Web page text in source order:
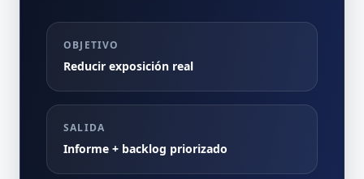
OBJETIVO
Reducir exposición real
SALIDA
Informe + backlog priorizado